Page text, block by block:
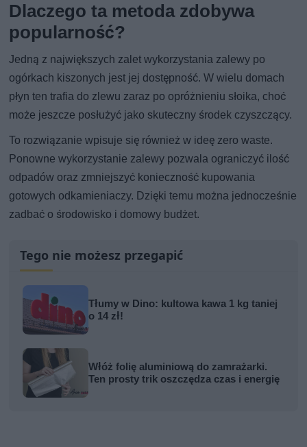
Dlaczego ta metoda zdobywa
popularność?
Jedną z największych zalet wykorzystania zalewy po
ogórkach kiszonych jest jej dostępność. W wielu domach
płyn ten trafia do zlewu zaraz po opróżnieniu słoika, choć
może jeszcze posłużyć jako skuteczny środek czyszczący.
To rozwiązanie wpisuje się również w ideę zero waste.
Ponowne wykorzystanie zalewy pozwala ograniczyć ilość
odpadów oraz zmniejszyć konieczność kupowania
gotowych odkamieniaczy. Dzięki temu można jednocześnie
zadbać o środowisko i domowy budżet.
Tego nie możesz przegapić
Tłumy w Dino: kultowa kawa 1 kg taniej
o 14 zł!
Włóż folię aluminiową do zamrażarki.
Ten prosty trik oszczędza czas i energię